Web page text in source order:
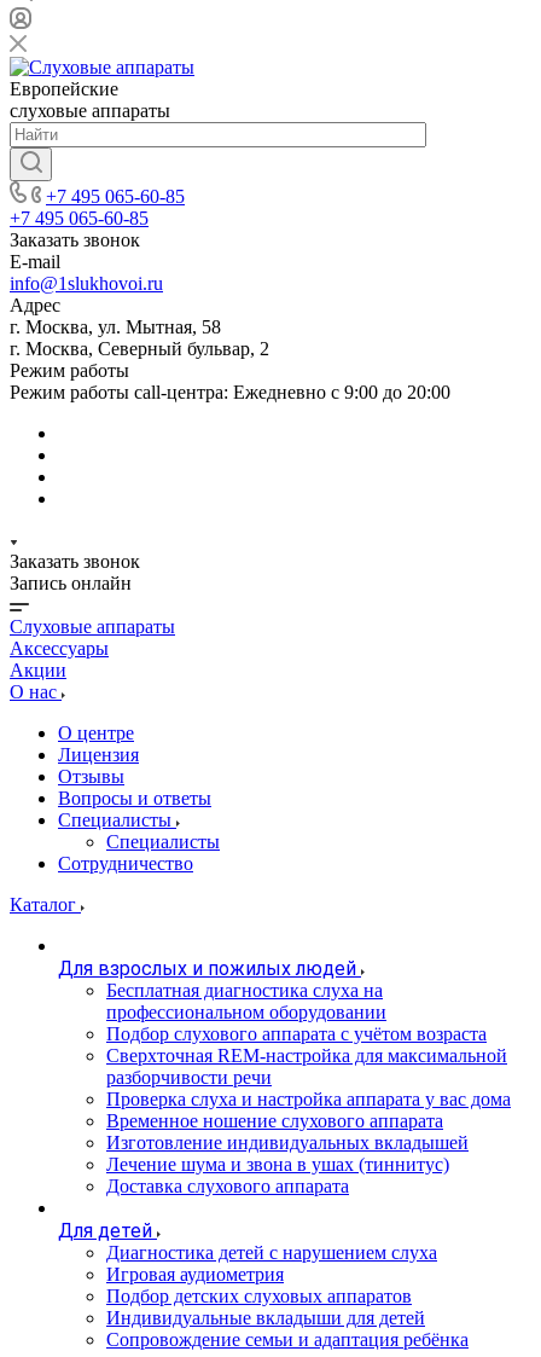
Европейские
слуховые аппараты
+7 495 065-60-85
+7 495 065-60-85
Заказать звонок
E-mail
info@1slukhovoi.ru
Адрес
г. Москва, ул. Мытная, 58
г. Москва, Северный бульвар, 2
Режим работы
Режим работы call-центра: Ежедневно с 9:00 до 20:00
Заказать звонок
Запись онлайн
Слуховые аппараты
Аксессуары
Акции
О нас
О центре
Лицензия
Отзывы
Вопросы и ответы
Специалисты
Специалисты
Сотрудничество
Каталог
Для взрослых и пожилых людей
Бесплатная диагностика слуха на
профессиональном оборудовании
Подбор слухового аппарата с учётом возраста
Сверхточная REM-настройка для максимальной
разборчивости речи
Проверка слуха и настройка аппарата у вас дома
Временное ношение слухового аппарата
Изготовление индивидуальных вкладышей
Лечение шума и звона в ушах (тиннитус)
Доставка слухового аппарата
Для детей
Диагностика детей с нарушением слуха
Игровая аудиометрия
Подбор детских слуховых аппаратов
Индивидуальные вкладыши для детей
Сопровождение семьи и адаптация ребёнка